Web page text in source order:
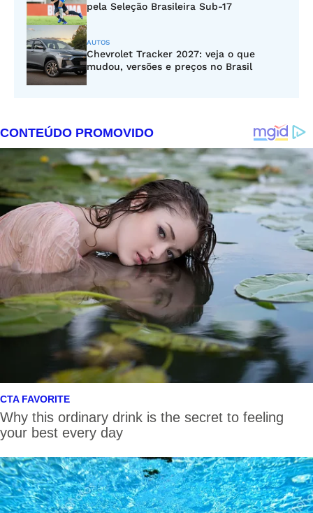
pela Seleção Brasileira Sub-17
AUTOS
Chevrolet Tracker 2027: veja o que
mudou, versões e preços no Brasil